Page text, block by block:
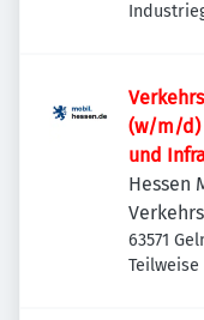
(w/m/d)
und
Hessen
63571